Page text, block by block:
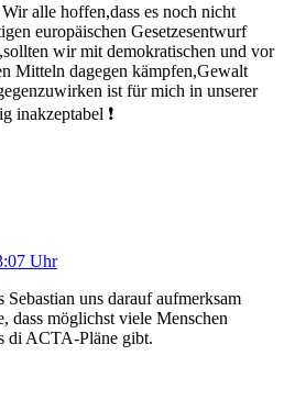
alle hoffen,dass es noch nicht
europäischen Gesetzesentwurf
wir mit demokratischen und vor
Mitteln dagegen kämpfen,Gewalt
ist für mich in unserer
inakzeptabel ❗
Uhr
Sebastian uns darauf aufmerksam
dass möglichst viele Menschen
di ACTA-Pläne gibt.